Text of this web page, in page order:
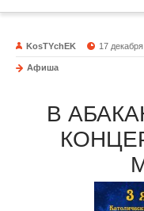
KosTYchEK 17
Афиша
В